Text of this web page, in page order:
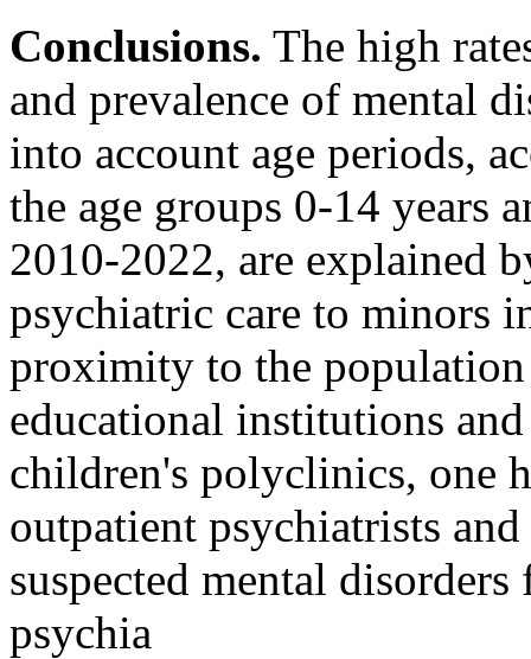
Conclusions. The high
and prevalence of mental
into account age periods,
the age groups 0-14 years
2010-2022, are explained
psychiatric care to minors
proximity to the
educational institutions
children's polyclinics, one
outpatient psychiatrists
suspected mental
psychia